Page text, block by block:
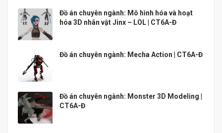
Đồ án chuyên ngành: Mô hình hóa và hoạt
hóa 3D nhân vật Jinx – LOL | CT6A-Đ
Đồ án chuyên ngành: Mecha Action | CT6A-Đ
Đồ án chuyên ngành: Monster 3D Modeling |
CT6A-Đ